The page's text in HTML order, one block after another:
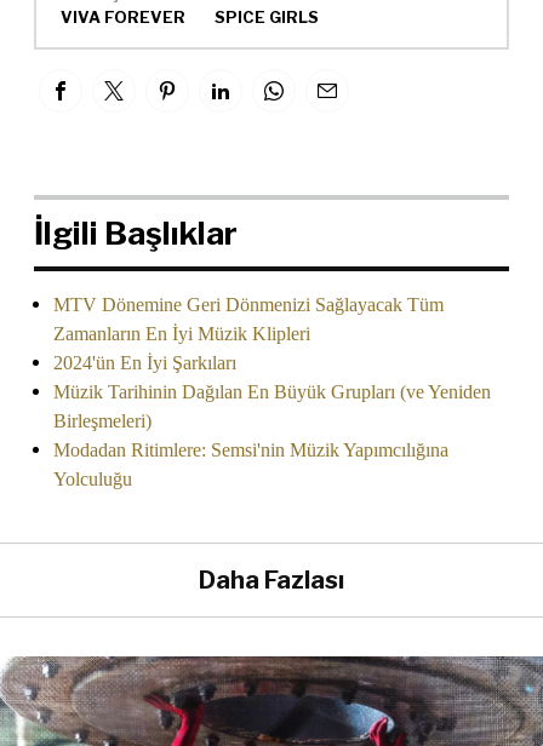
VIVA FOREVER
SPICE GIRLS
İlgili Başlıklar
MTV Dönemine Geri Dönmenizi Sağlayacak Tüm
Zamanların En İyi Müzik Klipleri
2024'ün En İyi Şarkıları
Müzik Tarihinin Dağılan En Büyük Grupları (ve Yeniden
Birleşmeleri)
Modadan Ritimlere: Semsi'nin Müzik Yapımcılığına
Yolculuğu
Daha Fazlası